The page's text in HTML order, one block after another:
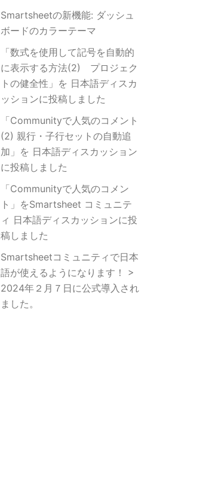
Smartsheetの新機能: ダッシュ
ボードのカラーテーマ
「数式を使用して記号を自動的
に表示する方法(2) プロジェク
トの健全性」を 日本語ディスカ
ッションに投稿しました
「Communityで人気のコメント
(2) 親行・子行セットの自動追
加」を 日本語ディスカッション
に投稿しました
「Communityで人気のコメン
ト」をSmartsheet コミュニテ
ィ 日本語ディスカッションに投
稿しました
Smartsheetコミュニティで日本
語が使えるようになります！ >
2024年２月７日に公式導入され
ました。